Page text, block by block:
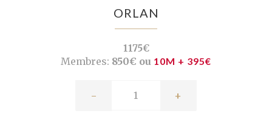
ORLAN
1175€
Membres: 850€ ou 10M + 395€
- +